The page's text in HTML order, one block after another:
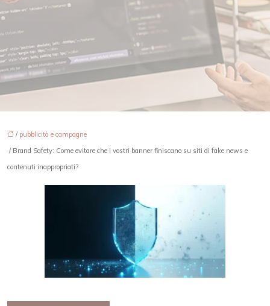
/ pubblicità e campagne
/ Brand Safety: Come evitare che i vostri banner finiscano su siti di fake news e
contenuti inappropriati?